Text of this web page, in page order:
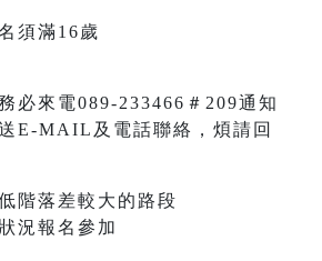
須滿16歲
必來電089-233466＃209通知
E-MAIL及電話聯絡，煩請回
階落差較大的路段
況報名參加